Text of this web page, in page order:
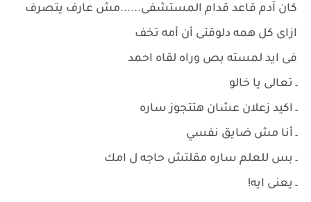
كان آدم قاعد قدام المستشفى......مش عارف يتصرف
ازاى كل همه دلوقتى أن أمه تخف
فى ايد لمسته بص وراه لقاه احمد
ـ تعالى يا خالو
ـ اكيد زعلان عشان هتتجوز ساره
ـ أنا مش ضايق نفسي
ـ بس للعلم ساره مقلتش حاجه ل امك
ـ يعنى ايه!